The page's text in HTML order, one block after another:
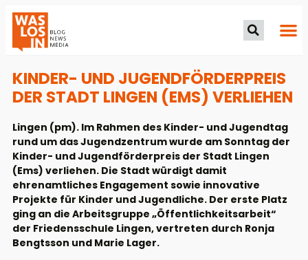
KINDER- UND JUGENDFÖRDERPREIS
DER STADT LINGEN (EMS) VERLIEHEN
Lingen (pm). Im Rahmen des Kinder- und Jugendtag
rund um das Jugendzentrum wurde am Sonntag der
Kinder- und Jugendförderpreis der Stadt Lingen
(Ems) verliehen. Die Stadt würdigt damit
ehrenamtliches Engagement sowie innovative
Projekte für Kinder und Jugendliche. Der erste Platz
ging an die Arbeitsgruppe „Öffentlichkeitsarbeit“
der Friedensschule Lingen, vertreten durch Ronja
Bengtsson und Marie Lager.